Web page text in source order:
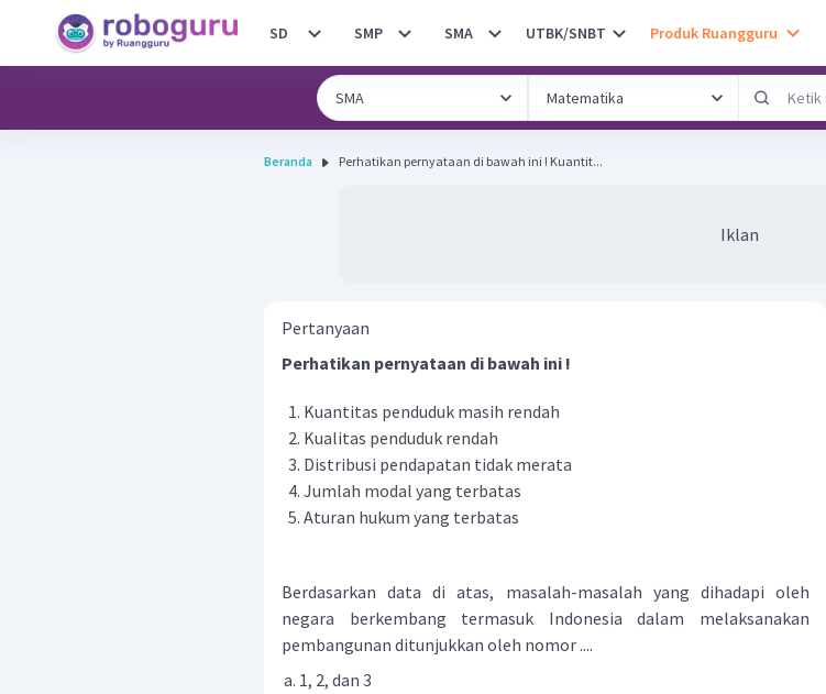
SD SMP SMA UTBK/SNBT Produk Ruangguru
Beranda Perhatikan pernyataan di bawah ini ! Kuantit...
Iklan
Pertanyaan
Perhatikan pernyataan di bawah ini !
Kuantitas penduduk masih rendah
Kualitas penduduk rendah
Distribusi pendapatan tidak merata
Jumlah modal yang terbatas
Aturan hukum yang terbatas
Berdasarkan data di atas, masalah-masalah yang dihadapi oleh
negara berkembang termasuk Indonesia dalam melaksanakan
pembangunan ditunjukkan oleh nomor ....
1, 2, dan 3